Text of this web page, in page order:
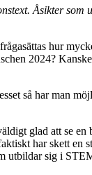
Åsikter som
hur
2024?
så har man
glad att se en
har skett en
utbildar sig i